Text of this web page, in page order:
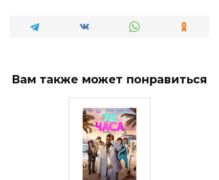
Вам также может понравиться